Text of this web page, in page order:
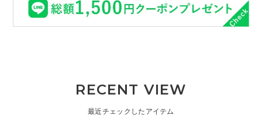
RECENT VIEW
最近チェックしたアイテム